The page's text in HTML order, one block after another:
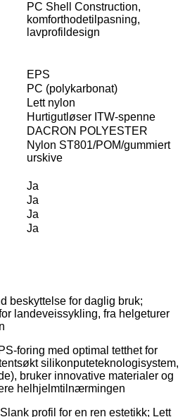
PC Shell Construction,
komforthodetilpasning,
lavprofildesign
EPS
PC (polykarbonat)
Lett nylon
Hurtigutløser ITW-spenne
DACRON POLYESTER
Nylon ST801/POM/gummiert
urskive
Ja
Ja
Ja
Ja
beskyttelse for daglig bruk;
landeveissykling, fra helgeturer
foring med optimal tetthet for
silikonputeteknologisystem,
bruker innovative materialer og
helhjelmtilnærmingen
profil for en ren estetikk; Lett